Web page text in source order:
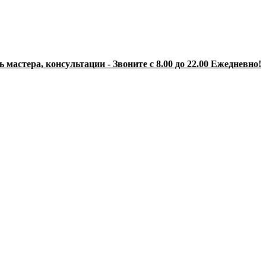
мастера, консультации - Звоните с 8.00 до 22.00 Ежедневно!